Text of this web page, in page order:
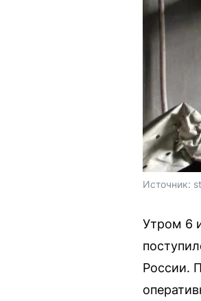
Источник:
Утром 6
России.